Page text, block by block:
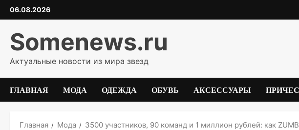
Перейти
к
содержимому
06.08.2026
Somenews.ru
Актуальные новости из мира звезд
ГЛАВНАЯ МОДА ОДЕЖДА ОБУВЬ АКСЕССУАРЫ
Главная Мода 3500 участников, 90 команд и 1 миллион рублей: как